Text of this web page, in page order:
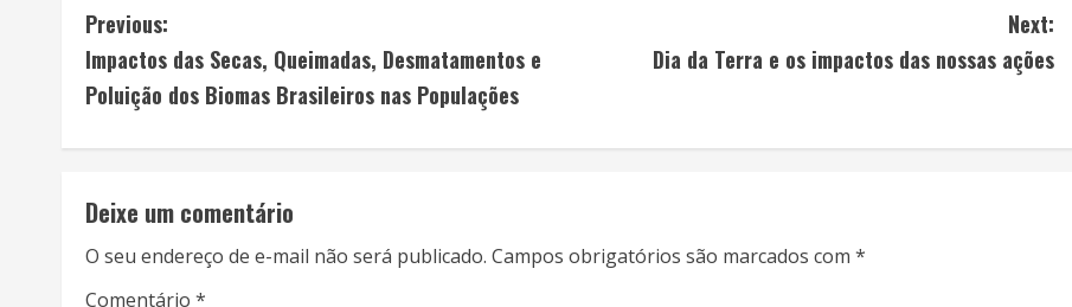
C
o
i
n
Previous:
Impactos das Secas, Queimadas, Desmatamentos e
Poluição dos Biomas Brasileiros nas Populações
Next:
Dia da Terra e os impactos das nossas ações
Deixe um comentário
O seu endereço de e-mail não será publicado. Campos obrigatórios são marcados com *
Comentário *